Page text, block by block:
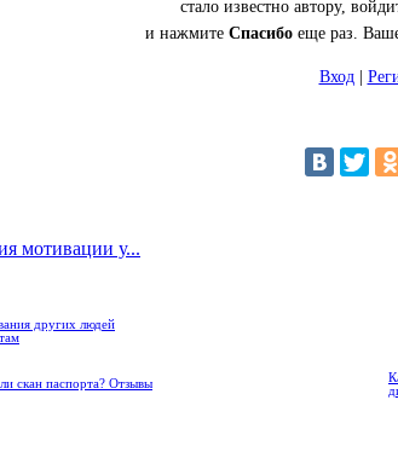
стало известно автору,
и нажмите Спасибоеще раз. Ваше
Вход|
мотивации у...
других людей
скан паспорта? Отзывы